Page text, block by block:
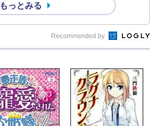
もっとみる
Recommended by